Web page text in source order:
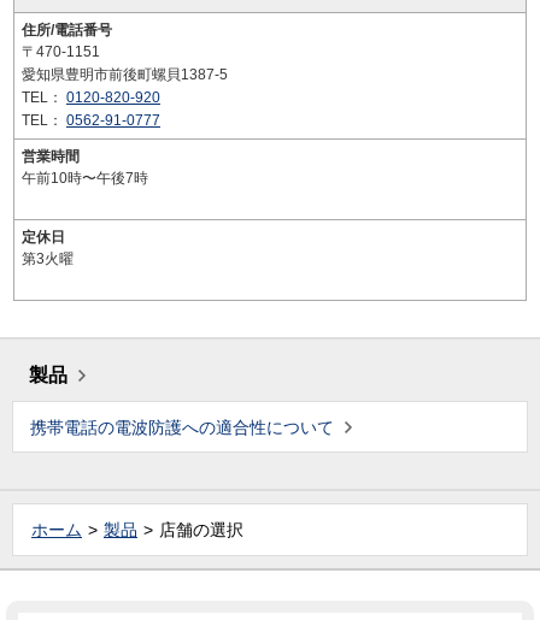
住所/電話番号
〒470-1151
愛知県豊明市前後町螺貝1387-5
TEL： 0120-820-920
TEL： 0562-91-0777
営業時間
午前10時〜午後7時
定休日
第3火曜
製品
携帯電話の電波防護への適合性について
ホーム 製品 店舗の選択